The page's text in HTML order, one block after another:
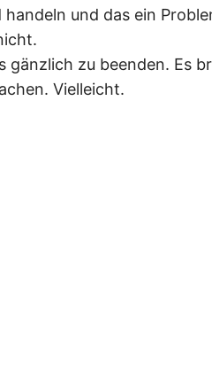
und das ein
gänzlich zu beenden. Es
Vielleicht.